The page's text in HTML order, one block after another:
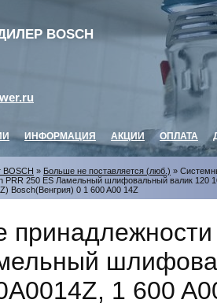
BOSCH
ИНФОРМАЦИЯ АКЦИИ ОПЛАТА
BOSCH » Больше не поставляется (люб.) »
PRR 250 ES Ламельный шлифовальный валик 120
Bosch(Венгрия) 0 1 600 A00 14Z
1 600